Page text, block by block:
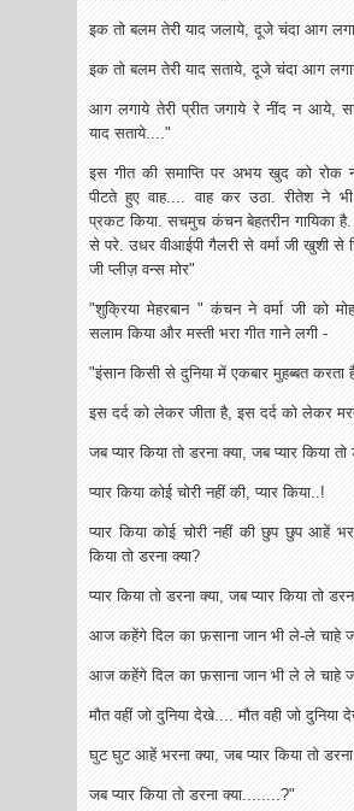
इक तो बलम तेरी याद जलाये, दूजे चंदा आग
इक तो बलम तेरी याद सताये, दूजे चंदा आग
आग लगाये तेरी प्रीत जगाये रे नींद न आये,
याद सताये...."
इस गीत की समाप्ति पर अभय खुद को रोक
पीटते हुए वाह.... वाह कर उठा. रीतेश ने भी
प्रकट किया. सचमुच कंचन बेहतरीन गायिका है.
से परे. उधर वीआईपी गैलरी से वर्मा जी खुशी से
जी प्लीज़ वन्स मोर"
"शुक्रिया मेहरबान " कंचन ने वर्मा जी को
सलाम किया और मस्ती भरा गीत गाने लगी -
"इंसान किसी से दुनिया में एकबार मुहब्बत करता
इस दर्द को लेकर जीता है, इस दर्द को लेकर
जब प्यार किया तो डरना क्या, जब प्यार किया तो
प्यार किया कोई चोरी नहीं की, प्यार किया..!
प्यार किया कोई चोरी नहीं की छुप छुप आहें
किया तो डरना क्या?
प्यार किया तो डरना क्या, जब प्यार किया तो
आज कहेंगे दिल का फ़साना जान भी ले-ले चाहे
आज कहेंगे दिल का फ़साना जान भी ले ले चाहे
मौत वहीं जो दुनिया देखे.... मौत वही जो दुनिया
घुट घुट आहें भरना क्या, जब प्यार किया तो डरना
जब प्यार किया तो डरना क्या........?"